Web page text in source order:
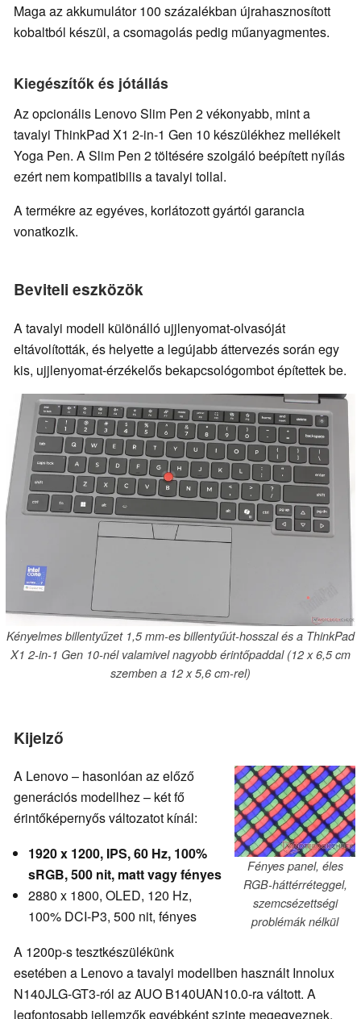
Maga az akkumulátor 100 százalékban újrahasznosított
kobaltból készül, a csomagolás pedig műanyagmentes.
Kiegészítők és jótállás
Az opcionális Lenovo Slim Pen 2 vékonyabb, mint a
tavalyi ThinkPad X1 2-in-1 Gen 10 készülékhez mellékelt
Yoga Pen. A Slim Pen 2 töltésére szolgáló beépített nyílás
ezért nem kompatibilis a tavalyi tollal.
A termékre az egyéves, korlátozott gyártói garancia
vonatkozik.
Beviteli eszközök
A tavalyi modell különálló ujjlenyomat-olvasóját
eltávolították, és helyette a legújabb áttervezés során egy
kis, ujjlenyomat-érzékelős bekapcsológombot építettek be.
Kényelmes billentyűzet 1,5 mm-es billentyűút-hosszal és a ThinkPad
X1 2-in-1 Gen 10-nél valamivel nagyobb érintőpaddal (12 x 6,5 cm
szemben a 12 x 5,6 cm-rel)
Kijelző
Fényes panel, éles
RGB-háttérréteggel,
szemcsézettségi
problémák nélkül
A Lenovo – hasonlóan az előző
generációs modellhez – két fő
érintőképernyős változatot kínál:
1920 x 1200, IPS, 60 Hz, 100%
sRGB, 500 nit, matt vagy fényes
2880 x 1800, OLED, 120 Hz,
100% DCI-P3, 500 nit, fényes
A 1200p-s tesztkészülékünk
esetében a Lenovo a tavalyi modellben használt Innolux
N140JLG-GT3-ról az AUO B140UAN10.0-ra váltott. A
legfontosabb jellemzők egyébként szinte megegyeznek,